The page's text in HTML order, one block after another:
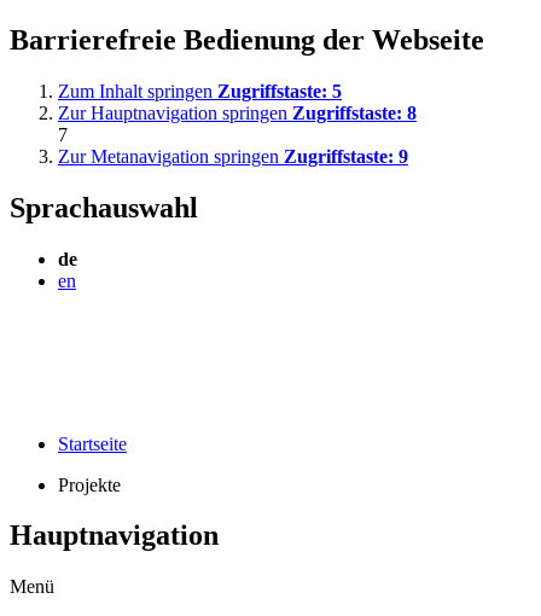
Barrierefreie Bedienung der Webseite
Zum Inhalt springen Zugriffstaste: 5
Zur Hauptnavigation springen Zugriffstaste: 8
7
Zur Metanavigation springen Zugriffstaste: 9
Sprachauswahl
de
en
Startseite
Projekte
Hauptnavigation
Menü